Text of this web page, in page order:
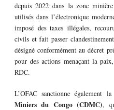
depuis 2022 dans la zone
utilisés dans l’électronique
imposé des taxes illégales,
civils et fait passer
désigné conformément au décret
pour des actions menaçant la
RDC.
L’OFAC sanctionne également la
Miniers du Congo (CDMC),